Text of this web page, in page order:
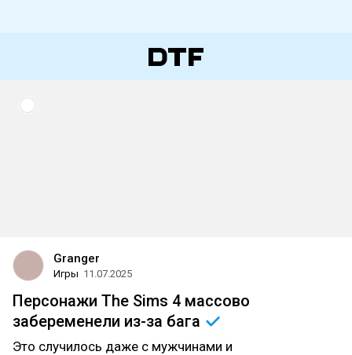
Granger
Игры 11.07.2025
Персонажи The Sims 4 массово
забеременели из-за бага
Это случилось даже с мужчинами и